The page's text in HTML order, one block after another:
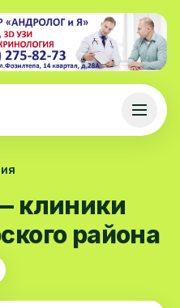
клиники
района